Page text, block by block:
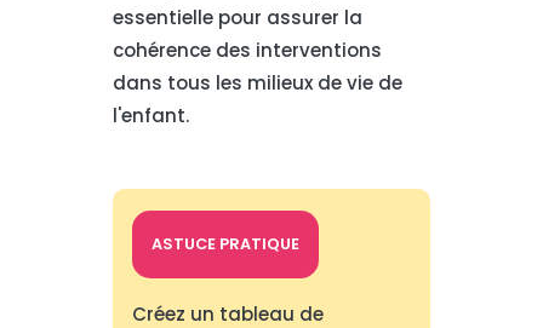
essentielle pour assurer la
cohérence des interventions
dans tous les milieux de vie de
l'enfant.
ASTUCE PRATIQUE
Créez un tableau de